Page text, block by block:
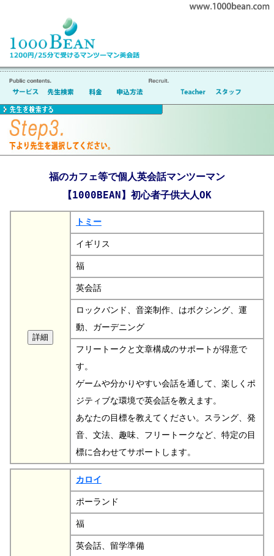
福のカフェ等で個人英会話マンツーマン
【1000BEAN】初心者子供大人OK
トミー
イギリス
福
英会話
ロックバンド、音楽制作、はボクシング、運
動、ガーデニング
フリートークと文章構成のサポートが得意で
す。
ゲームや分かりやすい会話を通して、楽しくポ
ジティブな環境で英会話を教えます。
あなたの目標を教えてください。スラング、発
音、文法、趣味、フリートークなど、特定の目
標に合わせてサポートします。
カロイ
ポーランド
福
英会話、留学準備